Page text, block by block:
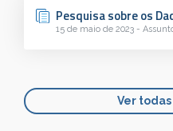
Pesquisa sobre os
15 de maio de 2023 -
Ver